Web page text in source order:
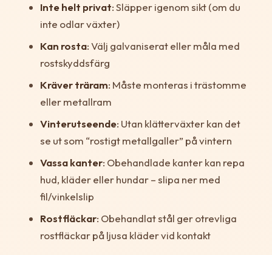
Inte helt privat: Släpper igenom sikt (om du
inte odlar växter)
Kan rosta: Välj galvaniserat eller måla med
rostskyddsfärg
Kräver träram: Måste monteras i trästomme
eller metallram
Vinterutseende: Utan klätterväxter kan det
se ut som “rostigt metallgaller” på vintern
Vassa kanter: Obehandlade kanter kan repa
hud, kläder eller hundar – slipa ner med
fil/vinkelslip
Rostfläckar: Obehandlat stål ger otrevliga
rostfläckar på ljusa kläder vid kontakt